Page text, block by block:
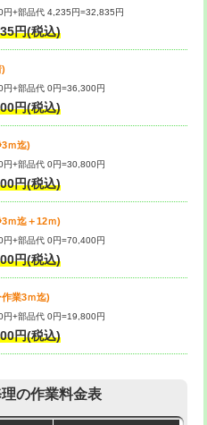
+部品代 4,235円=32,835円
円(税込)
+部品代 0円=36,300円
円(税込)
ｍ迄)
+部品代 0円=30,800円
円(税込)
ｍ迄＋12ｍ)
+部品代 0円=70,400円
円(税込)
業3ｍ迄)
+部品代 0円=19,800円
円(税込)
の作業料金表